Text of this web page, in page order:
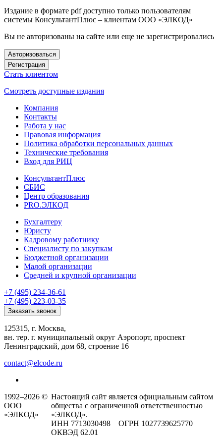
Издание в формате pdf доступно только пользователям
системы КонсультантПлюс – клиентам ООО «ЭЛКОД»
Вы не авторизованы на сайте или еще не зарегистрировались
Авторизоваться
Регистрация
Стать клиентом
Смотреть доступные издания
Компания
Контакты
Работа у нас
Правовая информация
Политика обработки персональных данных
Технические требования
Вход для РИЦ
КонсультантПлюс
СБИС
Центр образования
PRO.ЭЛКОД
Бухгалтеру
Юристу
Кадровому работнику
Специалисту по закупкам
Бюджетной организации
Малой организации
Средней и крупной организации
+7 (495) 234-36-61
+7 (495) 223-03-35
Заказать звонок
125315, г. Москва,
вн. тер. г. муниципальный округ Аэропорт, проспект
Ленинградский, дом 68, строение 16
contact@elcode.ru
1992–2026 ©
ООО
«ЭЛКОД»
Настоящий сайт является официальным сайтом
общества с ограниченной ответственностью
«ЭЛКОД».
ИНН 7713030498 ОГРН 1027739625770
ОКВЭД 62.01